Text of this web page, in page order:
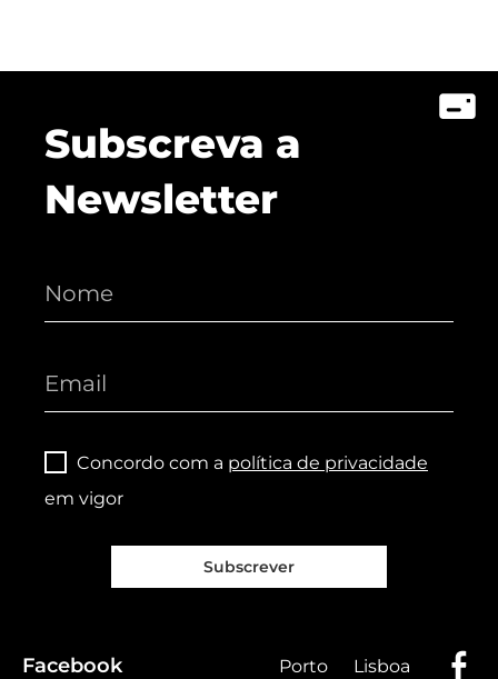
Subscreva a
Newsletter
Concordo com a política de privacidade
em vigor
Subscrever
Facebook Porto Lisboa